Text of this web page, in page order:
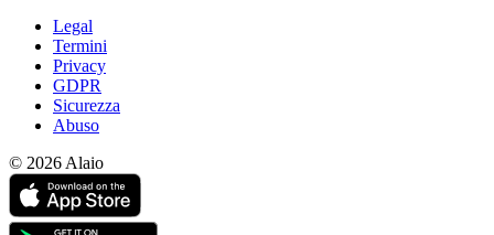
Legal
Termini
Privacy
GDPR
Sicurezza
Abuso
© 2026 Alaio